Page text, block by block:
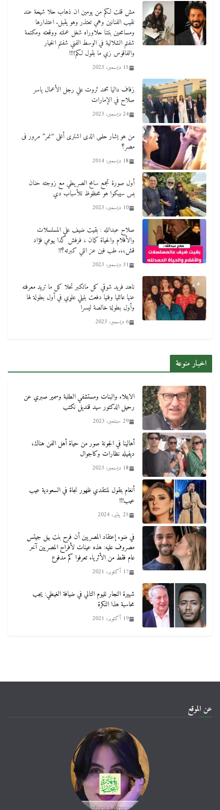
مش قلت لكم من يومين ان ذهاب حلا شيحة عند
نقيب الفنانين وهي تعتذر وهو يقبل. اعتذارها
ومسامحين بنتنا حلاوراه شغل عملته ووقعته ومكتمة
شفتم الشلالية في الوسط الفني شفتم الخيار
والفاقوس زي ما بقول لكم!!!!
15 ديسمبر، 2023
زفاف داليا محمد ثروت علي رجل الأعمال ياسر
صلاح في الإمارات
24 ديسمبر، 2023
من هو يشار حلمى الذى اشترى أغلى “نمر” مرور فى
مصر؟
18 ديسمبر، 2014
أول صورة تجمع سامح الصريطي مع زوجته حنان
بس سيبكوا هو محظوظ للأسباب دي
10 ديسمبر، 2023
صلاح عبدالله : بقيت ضيف علي المسلسلات
والأفلام والحياة كمان ، فرفش كدا بيومي فؤاد
قش،،. طب فين عز اللي كبرته؟!!
31 ديسمبر، 2023
ناهد فريد شوقي كل ماتكبر تحلا كل ما تريد معرفته
عنها عائليا وفنيا دفعت بليلي علوي في أول بطولة لها
وأول بطولة خالصة ليسرا
6 ديسمبر، 2023
اخبار منوعة
الابتلاء والبنات ومستشفي الطلبة وسمير صبري عن
رحيل الدكتور سيد قنديل نكتب
29 سبتمبر، 2023
أهالينا في الجونة صور من حياة أهل الفن هناك،
ديفيله نظارات وكاجوال
18 ديسمبر، 2023
أنغام بتقول لمنتقدي ظهور نجاة في السعودية عيب
عيب!!!
25 يناير، 2024
في ضوء إعتقاد المصريين أن فرح بنت بيل جيتس
مصروف عليه: هذه عينات لأفراح المصريين آخر
عام فقط من الأثرياء تعرفوا كم مدفوع
17 أكتوبر، 2021
شهيرة النجار لليوم التالي في ضيافة الغيطي: يجب
محاسبة هذا النكرة
19 أكتوبر، 2021
عن الموقع